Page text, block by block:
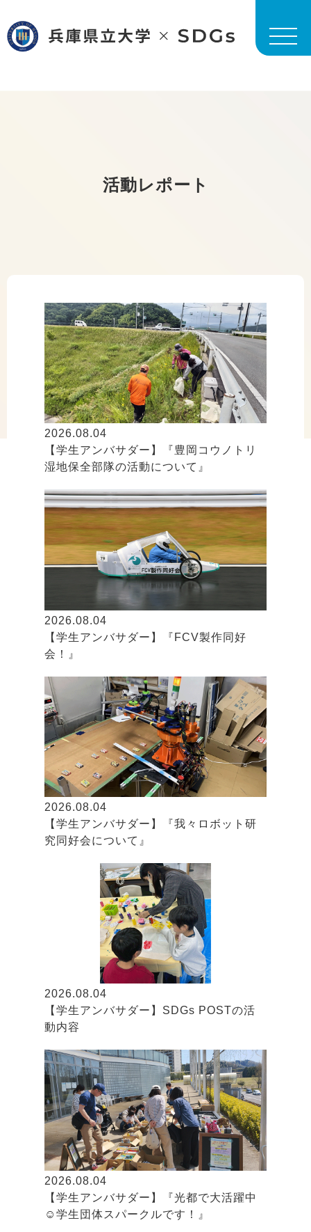
活動レポート
2026.08.04
【学生アンバサダー】『豊岡コウノトリ
湿地保全部隊の活動について』
2026.08.04
【学生アンバサダー】『FCV製作同好
会！』
2026.08.04
【学生アンバサダー】『我々ロボット研
究同好会について』
2026.08.04
【学生アンバサダー】SDGs POSTの活
動内容
2026.08.04
【学生アンバサダー】『光都で大活躍中
☺学生団体スパークルです！』